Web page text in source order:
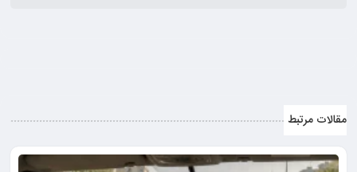
مقالات مرتبط